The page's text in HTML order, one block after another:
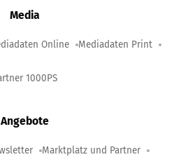
Media
Online Mediadaten Print
1000PS
Angebote
Marktplatz und Partner